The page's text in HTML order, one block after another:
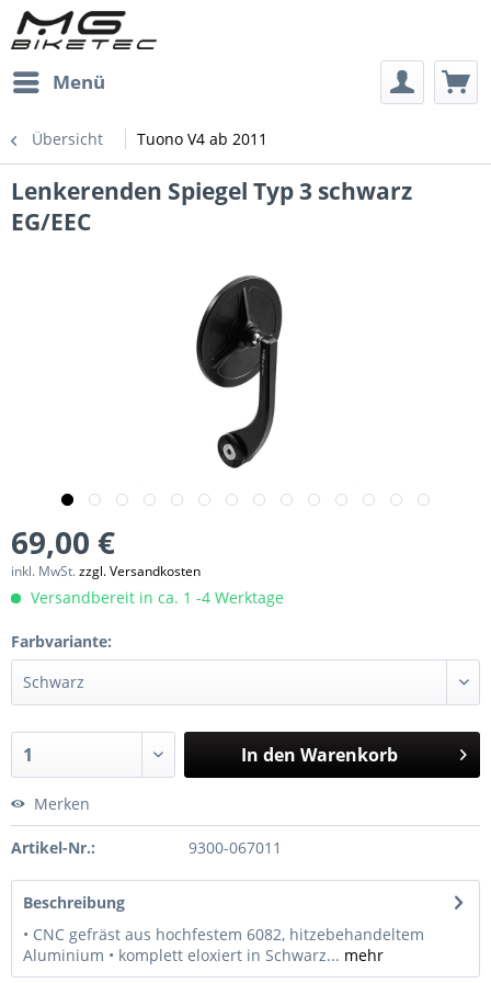
Menü
Übersicht Tuono V4 ab 2011
Lenkerenden Spiegel Typ 3 schwarz
EG/EEC
69,00 €
inkl. MwSt.zzgl. Versandkosten
Versandbereit in ca. 1 -4 Werktage
Farbvariante:
In den Warenkorb
Merken
Artikel-Nr.: 9300-067011
Beschreibung
• CNC gefräst aus hochfestem 6082, hitzebehandeltem
Aluminium • komplett eloxiert in Schwarz... mehr